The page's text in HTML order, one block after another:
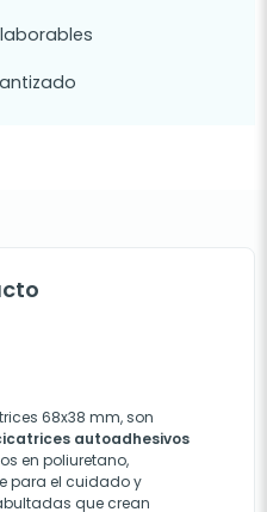
68x38 mm, son
autoadhesivos
en poliuretano,
para el cuidado y
que crean